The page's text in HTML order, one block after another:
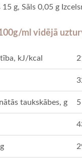
g, Sāls 0,05 g
ml vidējā
kJ/kcal
taukskābes, g
5